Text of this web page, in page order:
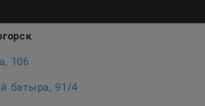
106
батыра, 91/4